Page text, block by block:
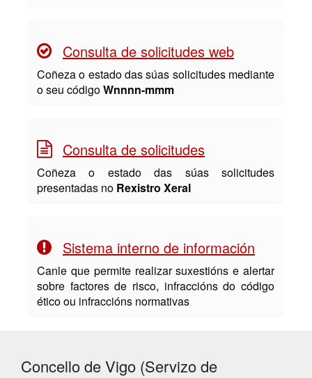
Consulta de solicitudes web
Coñeza o estado das súas solicitudes mediante
o seu códigoWnnnn-mmm
Consulta de solicitudes
Coñeza o estado das súas solicitudes
presentadas no Rexistro Xeral
Sistema interno de información
Canle que permite realizar suxestións e alertar
sobre factores de risco, infraccións do código
ético ou infraccións normativas
Concello de Vigo (Servizo de